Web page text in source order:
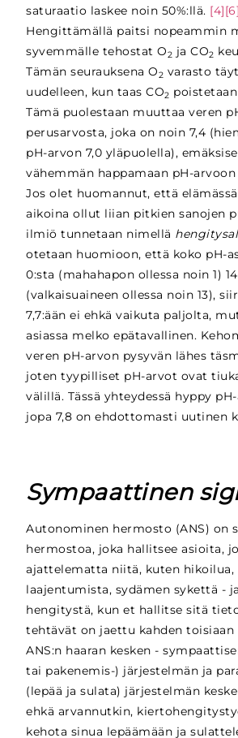
saturaatio laskee noin 50%:llä.
Hengittämällä paitsi nopeammin
syvemmälle tehostat O2 ja CO2
Tämän seurauksena O2 varasto
uudelleen, kun taas CO2
Tämä puolestaan muuttaa veren
perusarvosta, joka on noin 7,4
pH-arvon 7,0 yläpuolella),
vähemmän happamaan pH-arvoon
Jos olet huomannut, että
aikoina ollut liian pitkien sanojen
ilmiö tunnetaan nimellä
otetaan huomioon, että koko pH-
0:sta (mahahapon ollessa noin 1)
(valkaisuaineen ollessa noin 13),
7,7:ään ei ehkä vaikuta paljolta,
asiassa melko epätavallinen.
veren pH-arvon pysyvän lähes
joten tyypilliset pH-arvot ovat
välillä. Tässä yhteydessä hyppy
jopa 7,8 on ehdottomasti uutinen
Sympaattinen
Autonominen hermosto (ANS) on
hermostoa, joka hallitsee asioita,
ajattelematta niitä, kuten hikoilua,
laajentumista, sydämen sykettä -
hengitystä, kun et hallitse sitä
tehtävät on jaettu kahden toisiaan
ANS:n haaran kesken -
tai pakenemis-) järjestelmän ja
(lepää ja sulata) järjestelmän
ehkä arvannutkin,
kehota sinua lepäämään ja